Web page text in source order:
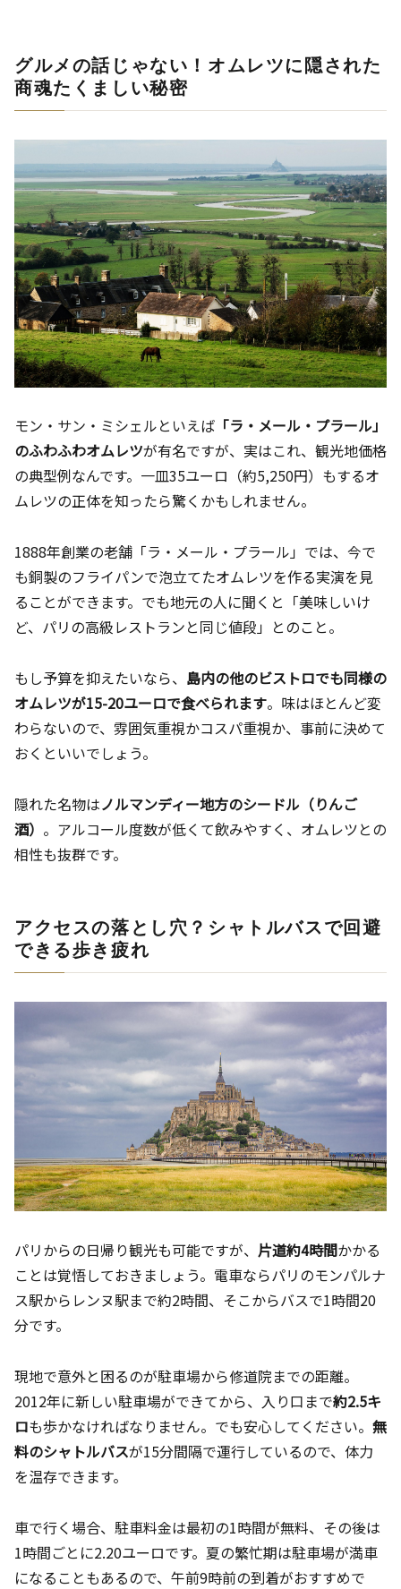
グルメの話じゃない！オムレツに隠された
商魂たくましい秘密
モン・サン・ミシェルといえば 「ラ・メール・プラール」
のふわふわオムレツが有名ですが、実はこれ、観光地価格
の典型例なんです。一皿35ユーロ（約5,250円）もするオ
ムレツの正体を知ったら驚くかもしれません。
1888年創業の老舗「ラ・メール・プラール」では、今で
も銅製のフライパンで泡立てたオムレツを作る実演を見
ることができます。でも地元の人に聞くと「美味しいけ
ど、パリの高級レストランと同じ値段」とのこと。
もし予算を抑えたいなら、 島内の他のビストロでも同様の
オムレツが15-20ユーロで食べられます。味はほとんど変
わらないので、雰囲気重視かコスパ重視か、事前に決めて
おくといいでしょう。
隠れた名物はノルマンディー地方のシードル（りんご
酒） 。アルコール度数が低くて飲みやすく、オムレツとの
相性も抜群です。
アクセスの落とし穴？シャトルバスで回避
できる歩き疲れ
パリからの日帰り観光も可能ですが、 片道約4時間かかる
ことは覚悟しておきましょう。電車ならパリのモンパルナ
ス駅からレンヌ駅まで約2時間、そこからバスで1時間20
分です。
現地で意外と困るのが駐車場から修道院までの距離。
2012年に新しい駐車場ができてから、入り口まで約2.5キ
ロも歩かなければなりません。でも安心してください。 無
料のシャトルバスが15分間隔で運行しているので、体力
を温存できます。
車で行く場合、駐車料金は最初の1時間が無料、その後は
1時間ごとに2.20ユーロです。夏の繁忙期は駐車場が満車
になることもあるので、午前9時前の到着がおすすめで